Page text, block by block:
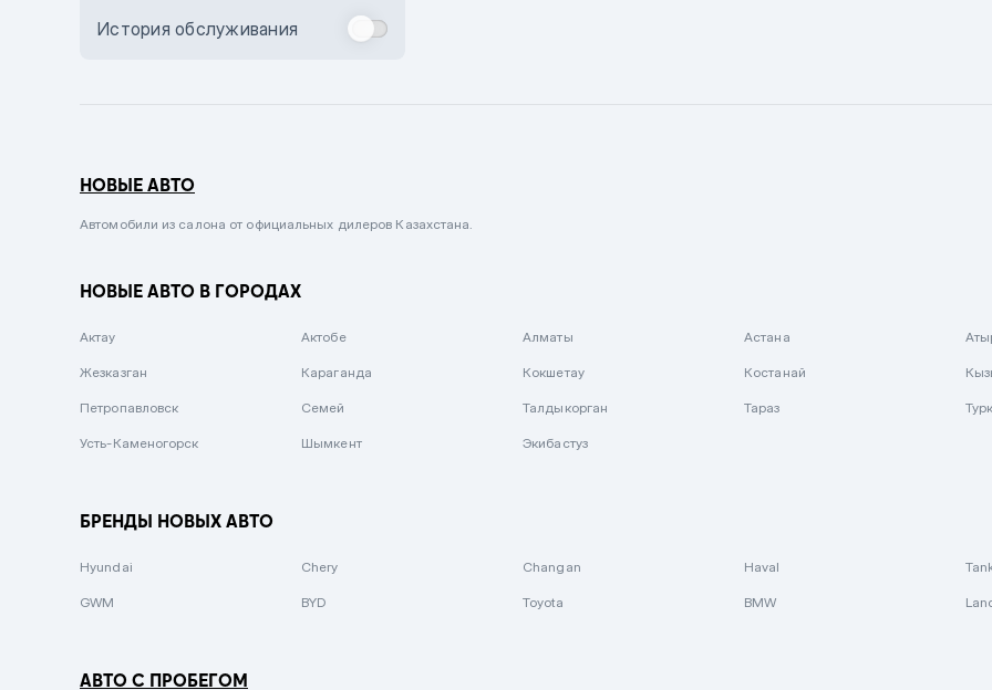
Комбинированный
Сиреневый металлик
Вишневый
Зеленый металлик
История обслуживания
НОВЫЕ АВТО
Автомобили из салона от официальных дилеров Казахстана.
НОВЫЕ АВТО В ГОРОДАХ
Актау Актобе Алматы Астана
Жезказган Караганда Кокшетау Костанай
Петропавловск Семей Талдыкорган Тараз
Усть-Каменогорск Шымкент Экибастуз
БРЕНДЫ НОВЫХ АВТО
Hyundai Chery Changan Haval
GWM BYD Toyota BMW
АВТО С ПРОБЕГОМ